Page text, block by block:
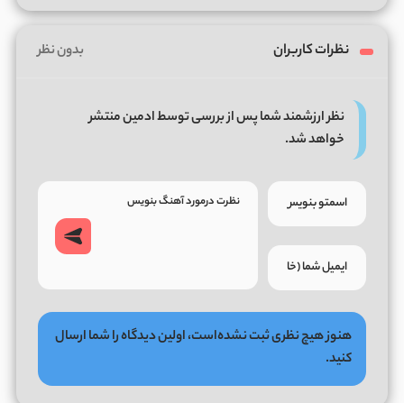
نظرات کاربران بدون نظر
نظر ارزشمند شما پس از بررسی توسط ادمین منتشر
خواهد شد.
هنوز هیچ نظری ثبت نشده‌است، اولین دیدگاه را شما ارسال
کنید.